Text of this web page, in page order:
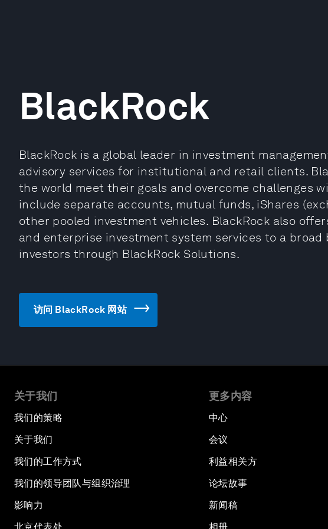
BlackRock
BlackRock is a global leader in investment
advisory services for institutional and retail clients.
the world meet their goals and overcome challenges
include separate accounts, mutual funds, iShares
other pooled investment vehicles. BlackRock also
and enterprise investment system services to a
investors through BlackRock Solutions.
访问 BlackRock 网站
关于我们
我们的策略
关于我们
我们的工作方式
我们的领导团队与组织治理
影响力
更多内容
中心
会议
利益相关方
论坛故事
新闻稿